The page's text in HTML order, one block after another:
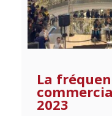
La
2023